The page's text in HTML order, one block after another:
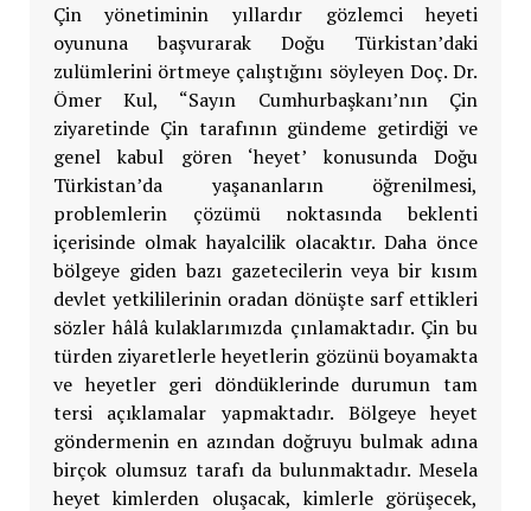
Çin yönetiminin yıllardır gözlemci heyeti
oyununa başvurarak Doğu Türkistan’daki
zulümlerini örtmeye çalıştığını söyleyen Doç. Dr.
Ömer Kul, “Sayın Cumhurbaşkanı’nın Çin
ziyaretinde Çin tarafının gündeme getirdiği ve
genel kabul gören ‘heyet’ konusunda Doğu
Türkistan’da yaşananların öğrenilmesi,
problemlerin çözümü noktasında beklenti
içerisinde olmak hayalcilik olacaktır. Daha önce
bölgeye giden bazı gazetecilerin veya bir kısım
devlet yetkililerinin oradan dönüşte sarf ettikleri
sözler hâlâ kulaklarımızda çınlamaktadır. Çin bu
türden ziyaretlerle heyetlerin gözünü boyamakta
ve heyetler geri döndüklerinde durumun tam
tersi açıklamalar yapmaktadır. Bölgeye heyet
göndermenin en azından doğruyu bulmak adına
birçok olumsuz tarafı da bulunmaktadır. Mesela
heyet kimlerden oluşacak, kimlerle görüşecek,